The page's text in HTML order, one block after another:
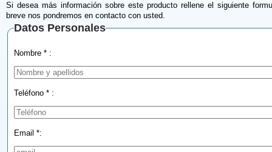
Si desea más información sobre este producto rellene el siguiente
breve nos pondremos en contacto con usted.
Datos Personales
Nombre * :
Teléfono * :
Email *: